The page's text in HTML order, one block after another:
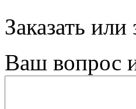
Заказать или
Ваш вопрос